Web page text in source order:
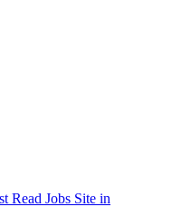
Read Jobs Site in